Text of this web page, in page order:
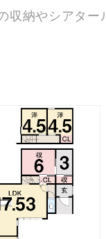
収納やシアタ